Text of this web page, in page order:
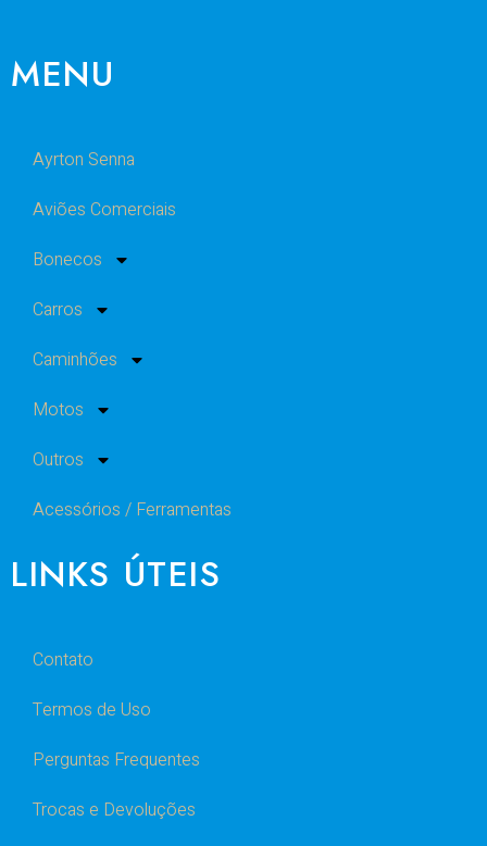
MENU
Ayrton Senna
Aviões Comerciais
Bonecos
Carros
Caminhões
Motos
Outros
Acessórios / Ferramentas
LINKS ÚTEIS
Contato
Termos de Uso
Perguntas Frequentes
Trocas e Devoluções